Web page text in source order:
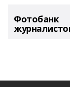
Фотобанк